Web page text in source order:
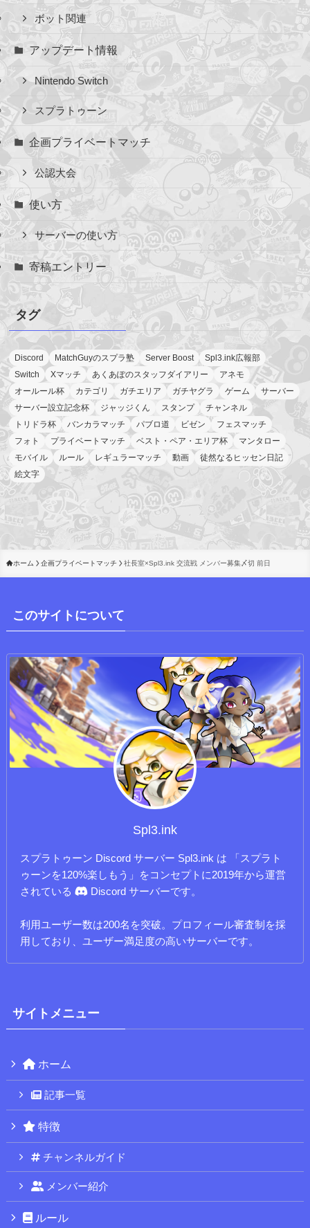
ボット関連
アップデート情報
Nintendo Switch
スプラトゥーン
企画プライベートマッチ
公認大会
使い方
サーバーの使い方
寄稿エントリー
タグ
Discord MatchGuyのスプラ塾 Server Boost
Spl3.ink広報部
Switch
Xマッチ あくあぽのスタッフダイアリー
アネモ
オールール杯
カテゴリ ガチエリア ガチヤグラ ゲーム
サーバー
サーバー設立記念杯
ジャッジくん スタンプ
チャンネル
トリドラ杯
バンカラマッチ パブロ道 ビゼン
フェスマッチ
フォト
プライベートマッチ ベスト・ペア・エリア杯
マンタロー
モバイル
ルール レギュラーマッチ 動画
徒然なるヒッセン日記
絵文字
ホーム 企画プライベートマッチ 社長室×Spl3.ink 交流戦 メンバー募集〆切 前日
このサイトについて
Spl3.ink
スプラトゥーン Discord サーバー Spl3.ink は 「スプラト
ゥーンを120%楽しもう」をコンセプトに2019年から運営
されている
Discord サーバーです。
利用ユーザー数は200名を突破。プロフィール審査制を採
用しており、ユーザー満足度の高いサーバーです。
サイトメニュー
ホーム
記事一覧
特徴
チャンネルガイド
メンバー紹介
ルール